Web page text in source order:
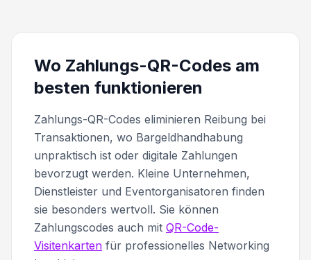
Wo Zahlungs-QR-Codes am
besten funktionieren
Zahlungs-QR-Codes eliminieren Reibung bei
Transaktionen, wo Bargeldhandhabung
unpraktisch ist oder digitale Zahlungen
bevorzugt werden. Kleine Unternehmen,
Dienstleister und Eventorganisatoren finden
sie besonders wertvoll. Sie können
Zahlungscodes auch mit QR-Code-
Visitenkarten für professionelles Networking